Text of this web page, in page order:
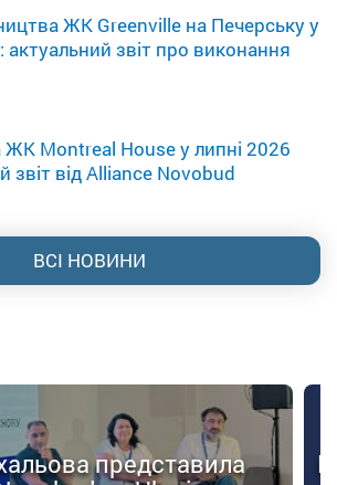
ЖК Greenville на Печерську у
актуальний звіт про виконання
ЖК Montreal House у липні 2026
звіт від Alliance Novobud
ВСІ НОВИНИ
представила